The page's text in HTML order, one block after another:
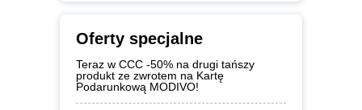
Oferty specjalne
Teraz w CCC -50% na drugi tańszy
produkt ze zwrotem na Kartę
Podarunkową MODIVO!